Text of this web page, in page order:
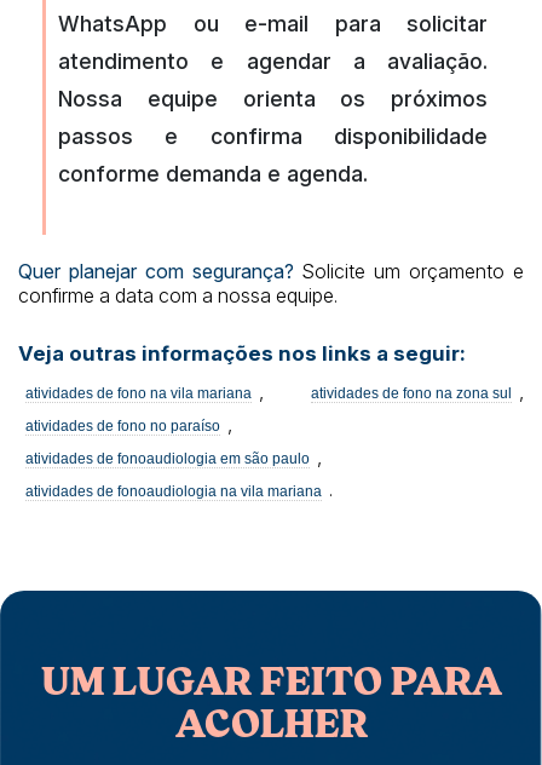
WhatsApp ou e-mail para solicitar
atendimento e agendar a avaliação.
Nossa equipe orienta os próximos
passos e confirma disponibilidade
conforme demanda e agenda.
Quer planejar com segurança? Solicite um orçamento e
confirme a data com a nossa equipe.
Veja outras informações nos links a seguir:
atividades de fono na vila mariana atividades de fono na zona sul
atividades de fono no paraíso
atividades de fonoaudiologia em são paulo
atividades de fonoaudiologia na vila mariana .
UM LUGAR FEITO PARA
ACOLHER